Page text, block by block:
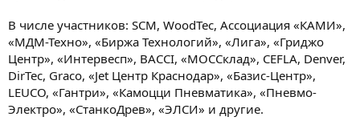
В числе участников: SCM, WoodTec, Ассоциация «КАМИ»,
«МДМ-Техно», «Биржа Технологий», «Лига», «Гриджо
Центр», «Интервесп», BACCI, «МОССклад», CEFLA, Denver,
DirTec, Graco, «Jet Центр Краснодар», «Базис-Центр»,
LEUCO, «Гантри», «Камоцци Пневматика», «Пневмо-
Электро», «СтанкоДрев», «ЭЛСИ» и другие.